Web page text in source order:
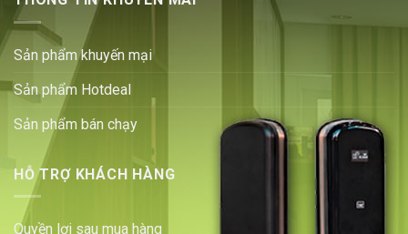
Sản phẩm khuyến mại
Sản phẩm Hotdeal
Sản phẩm bán chạy
HỖ TRỢ KHÁCH HÀNG
Quyền lợi sau mua hàng